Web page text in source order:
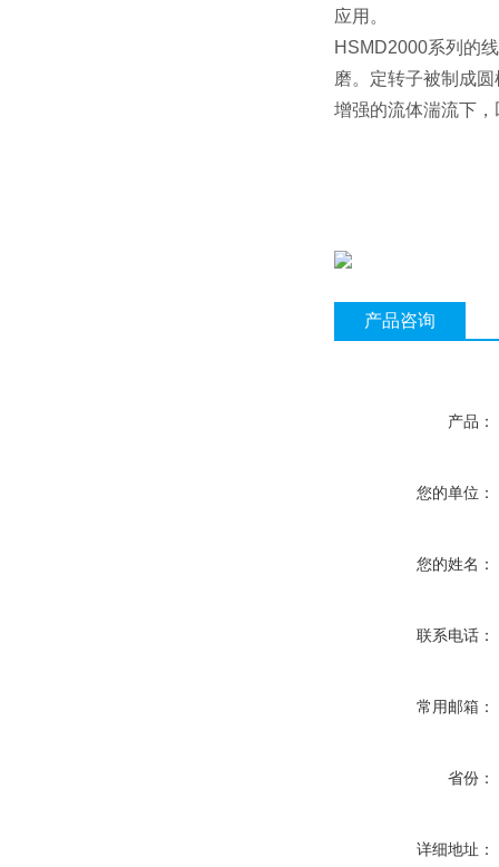
应用。
HSMD2000系列的
磨。定转子被制成
增强的流体湍流下
产品咨询
产品：
您的单位：
您的姓名：
联系电话：
常用邮箱：
省份：
详细地址：